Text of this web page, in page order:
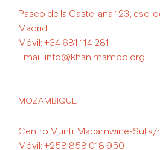
Paseo de la Castellana 123, esc.
Madrid
Móvil: +34 681 114 281
Email: info@khanimambo.org
MOZAMBIQUE
Centro Munti. Macamwine-Sul s/
Móvil: +258 858 018 950